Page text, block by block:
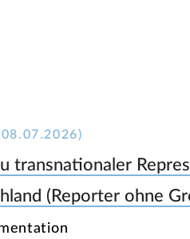
transnationaler
(Reporter ohne